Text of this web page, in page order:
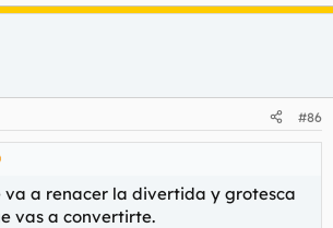
#86
va a renacer la divertida y grotesca
vas a convertirte.